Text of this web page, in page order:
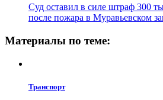
Суд оставил в силе штраф 300
после пожара в Муравьевском
Материалы по теме:
Транспорт